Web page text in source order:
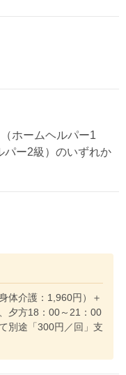
ホームヘルパー1
パー2級）のいずれか
体介護：1,960円）＋
夕方18：00～21：00
別途「300円／回」支